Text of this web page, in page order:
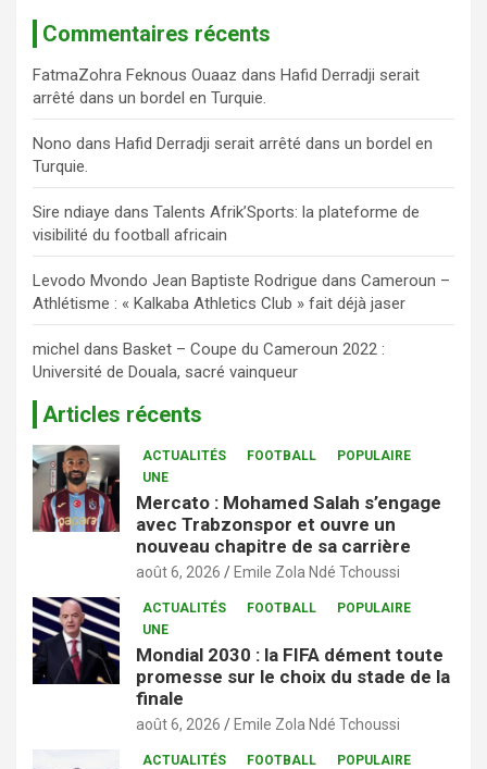
Commentaires récents
FatmaZohra Feknous Ouaaz dans Hafid Derradji serait
arrêté dans un bordel en Turquie.
Nono dans Hafid Derradji serait arrêté dans un bordel en
Turquie.
Sire ndiaye dans Talents Afrik’Sports: la plateforme de
visibilité du football africain
Levodo Mvondo Jean Baptiste Rodrigue dans Cameroun –
Athlétisme : « Kalkaba Athletics Club » fait déjà jaser
michel dans Basket – Coupe du Cameroun 2022 :
Université de Douala, sacré vainqueur
Articles récents
ACTUALITÉS FOOTBALL
POPULAIRE
UNE
Mercato : Mohamed Salah s’engage
avec Trabzonspor et ouvre un
nouveau chapitre de sa carrière
août 6, 2026 Emile Zola Ndé Tchoussi
ACTUALITÉS FOOTBALL
POPULAIRE
UNE
Mondial 2030 : la FIFA dément toute
promesse sur le choix du stade de la
finale
août 6, 2026 Emile Zola Ndé Tchoussi
ACTUALITÉS FOOTBALL
POPULAIRE